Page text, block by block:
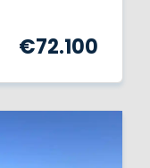
€72.100